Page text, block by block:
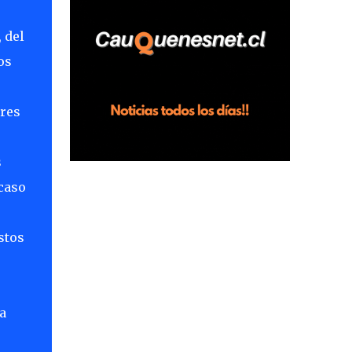
del
en el sector Dollimbuta, comuna de
Pelluhue. Allí, mientras se encontraba junto
plantación de frutillas, habría sostenido una